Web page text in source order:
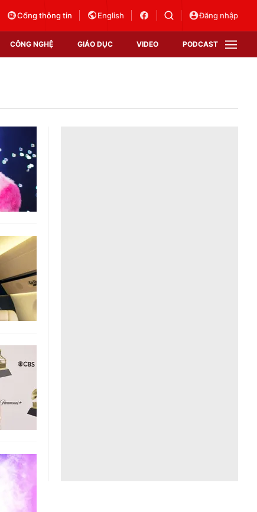
Cổng thông tin English Đăng nhập
CÔNG NGHỆ GIÁO DỤC VIDEO PODCAST
lai
VTV Sức khoẻ